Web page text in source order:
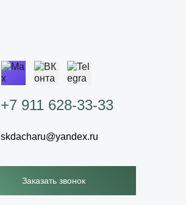
+7 911 628-33-33
skdacharu@yandex.ru
Заказать звонок